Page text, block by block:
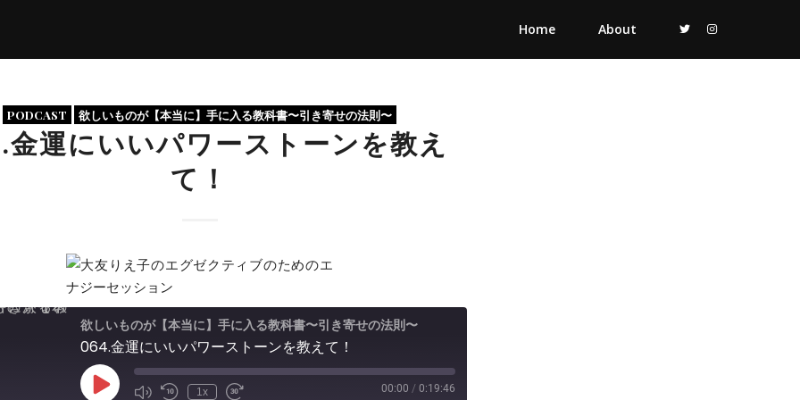
Home About
PODCAST 欲しいものが【本当に】手に入る教科書〜引き寄せの法則〜
運にいいパワーストーンを教え
て！
欲しいものが【本当に】手に入る教科書〜引き寄せの法則〜
064.金運にいいパワーストーンを教えて！
Play
1x 00:00 / 0:19:46